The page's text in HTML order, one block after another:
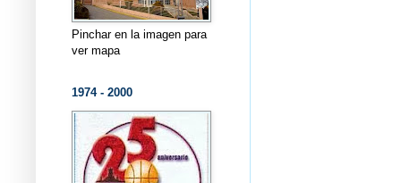
Pinchar en la imagen para
ver mapa
1974 - 2000